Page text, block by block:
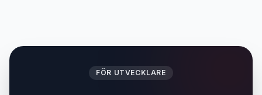
FÖR UTVECKLARE